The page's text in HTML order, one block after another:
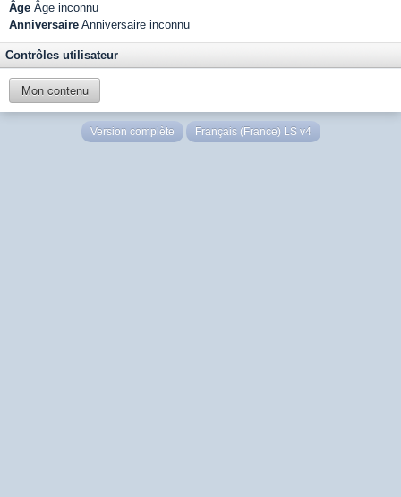
Âge Âge inconnu
Anniversaire Anniversaire inconnu
Contrôles utilisateur
Mon contenu
Version complète Français (France) LS v4